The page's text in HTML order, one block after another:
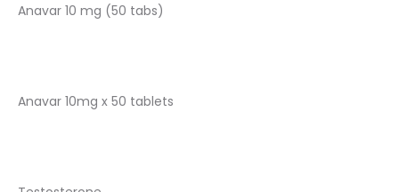
Anavar 10 mg (50 tabs)
Anavar 10mg x 50 tablets